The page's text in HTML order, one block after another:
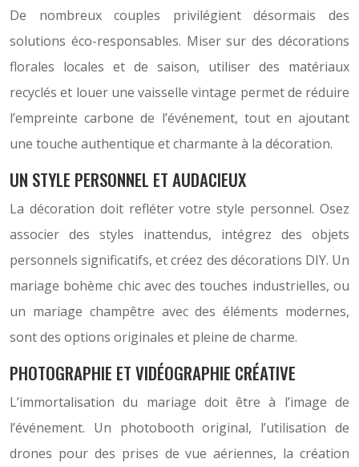
De nombreux couples privilégient désormais des
solutions éco-responsables. Miser sur des décorations
florales locales et de saison, utiliser des matériaux
recyclés et louer une vaisselle vintage permet de réduire
l’empreinte carbone de l’événement, tout en ajoutant
une touche authentique et charmante à la décoration.
UN STYLE PERSONNEL ET AUDACIEUX
La décoration doit refléter votre style personnel. Osez
associer des styles inattendus, intégrez des objets
personnels significatifs, et créez des décorations DIY. Un
mariage bohème chic avec des touches industrielles, ou
un mariage champêtre avec des éléments modernes,
sont des options originales et pleine de charme.
PHOTOGRAPHIE ET VIDÉOGRAPHIE CRÉATIVE
L’immortalisation du mariage doit être à l’image de
l’événement. Un photobooth original, l’utilisation de
drones pour des prises de vue aériennes, la création